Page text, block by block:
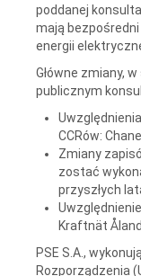
poddanej
mają
energii
Główne zmiany,
publicznym
CCRów:
Zmiany
zostać
przyszłych
Kraftnät Åland
PSE S.A.,
Rozporządzenia